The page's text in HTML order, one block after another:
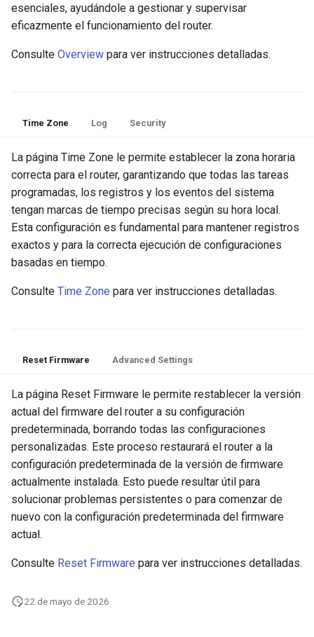
esenciales, ayudándole a gestionar y supervisar
eficazmente el funcionamiento del router.
Consulte Overview para ver instrucciones detalladas.
Time Zone Log Security
La página Time Zone le permite establecer la zona horaria
correcta para el router, garantizando que todas las tareas
programadas, los registros y los eventos del sistema
tengan marcas de tiempo precisas según su hora local.
Esta configuración es fundamental para mantener registros
exactos y para la correcta ejecución de configuraciones
basadas en tiempo.
Consulte Time Zone para ver instrucciones detalladas.
Reset Firmware Advanced Settings
La página Reset Firmware le permite restablecer la versión
actual del firmware del router a su configuración
predeterminada, borrando todas las configuraciones
personalizadas. Este proceso restaurará el router a la
configuración predeterminada de la versión de firmware
actualmente instalada. Esto puede resultar útil para
solucionar problemas persistentes o para comenzar de
nuevo con la configuración predeterminada del firmware
actual.
Consulte Reset Firmware para ver instrucciones detalladas.
22 de mayo de 2026